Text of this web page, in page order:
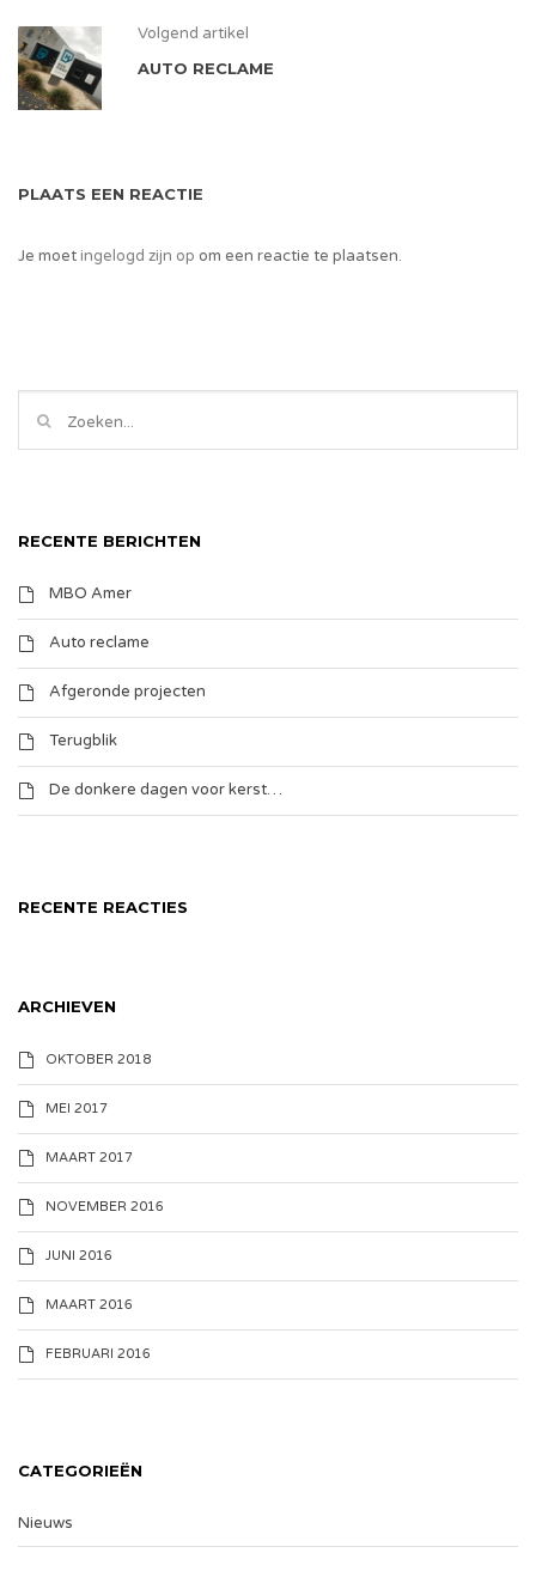
Volgend artikel
AUTO RECLAME
PLAATS EEN REACTIE
Je moetingelogd zijn op om een reactie te plaatsen.
RECENTE BERICHTEN
MBO Amer
Auto reclame
Afgeronde projecten
Terugblik
De donkere dagen voor kerst…
RECENTE REACTIES
ARCHIEVEN
OKTOBER 2018
MEI 2017
MAART 2017
NOVEMBER 2016
JUNI 2016
MAART 2016
FEBRUARI 2016
CATEGORIEËN
Nieuws